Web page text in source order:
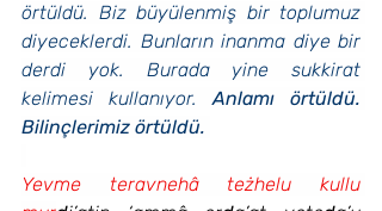
örtüldü. Biz büyülenmiş bir toplumuz
diyeceklerdi. Bunların inanma diye bir
derdi yok. Burada yine sukkirat
kelimesi kullanıyor. Anlamı örtüldü.
Bilinçlerimiz örtüldü.
Yevme teravnehâ teżhelu kullu